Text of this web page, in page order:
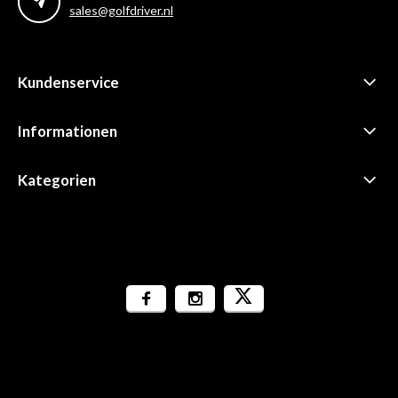
sales@golfdriver.nl
Kundenservice
Informationen
Kategorien